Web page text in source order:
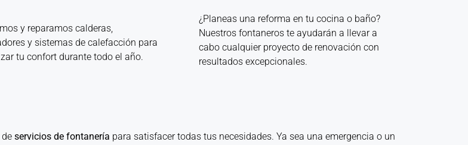
y reparamos calderas,
y sistemas de calefacción para
tu confort durante todo el año.
¿Planeas una reforma en tu cocina o baño?
Nuestros fontaneros te ayudarán a llevar a
cabo cualquier proyecto de renovación con
resultados excepcionales.
servicios de fontanería para satisfacer todas tus necesidades. Ya sea una emergencia o un